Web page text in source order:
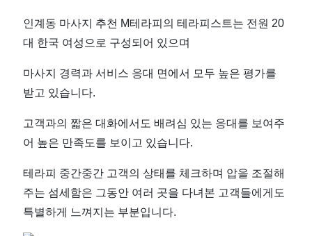
인계동 마사지 추천 M테라피의 테라피스트는 전원 20
대 한국 여성으로 구성되어 있으며
마사지 경력과 서비스 응대 면에서 모두 높은 평가를
받고 있습니다.
고객과의 짧은 대화에서도 배려심 있는 응대를 보여주
어 높은 만족도를 보이고 있습니다.
테라피 중간중간 고객의 상태를 체크하며 압을 조절해
주는 섬세함은 그동안 여러 곳을 다녀본 고객들에게도
특별하게 느껴지는 부분입니다.